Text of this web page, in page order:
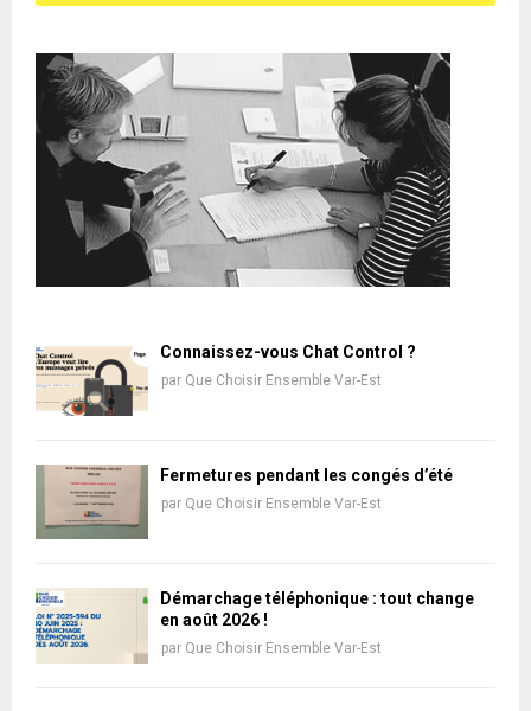
Connaissez-vous Chat Control ?
par Que Choisir Ensemble Var-Est
Fermetures pendant les congés d’été
par Que Choisir Ensemble Var-Est
Démarchage téléphonique : tout change
en août 2026 !
par Que Choisir Ensemble Var-Est